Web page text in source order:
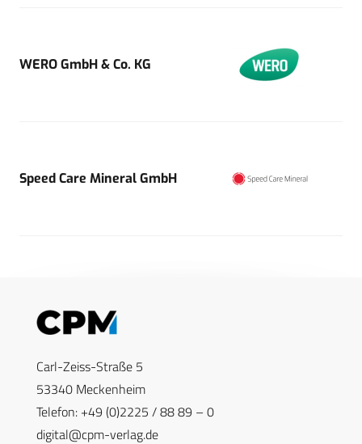
WERO GmbH & Co. KG
Speed Care Mineral GmbH
Carl-Zeiss-Straße 5
53340 Meckenheim
Telefon: +49 (0)2225 / 88 89 – 0
digital@cpm-verlag.de